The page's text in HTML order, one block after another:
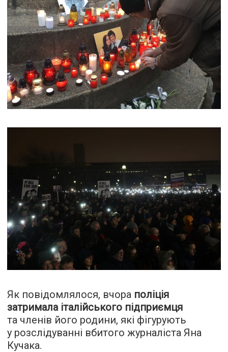
Як повідомлялося, вчора поліція
затримала італійського підприємця
та членів його родини, які фігурують
у розслідуванні вбитого журналіста Яна
Кучака.